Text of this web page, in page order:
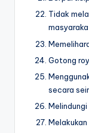
Tidak
Gotong
secara